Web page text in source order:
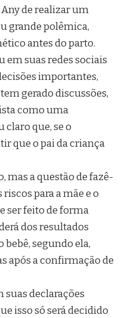
de realizar um
grande polêmica,
antes do parto.
em suas redes sociais
importantes,
gerado discussões,
como uma
claro que, se o
que o pai da criança
mas a questão de fazê-
para a mãe e o
ser feito de forma
dos resultados
segundo ela,
após a confirmação de
suas declarações
isso só será decidido